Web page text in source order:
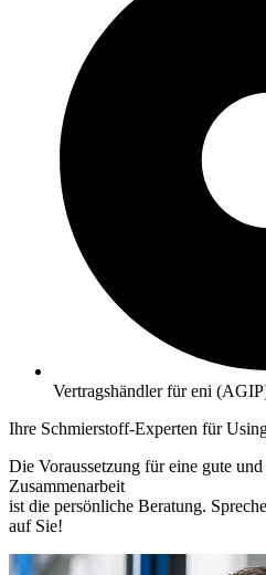
Vertragshändler für eni
Ihre Schmierstoff-Experten für
Die Voraussetzung für eine gute
Zusammenarbeit
ist die persönliche Beratung.
auf Sie!